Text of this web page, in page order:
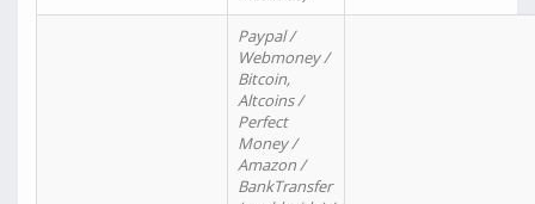
Paypal /
Webmoney /
Bitcoin,
Altcoins /
Perfect
Money /
Amazon /
BankTransfer